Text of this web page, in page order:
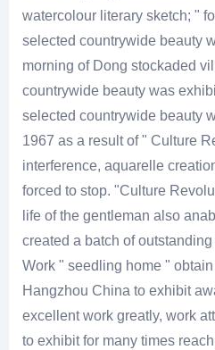
watercolour literary sketch; "
selected countrywide beauty
morning of Dong stockaded
countrywide beauty was
selected countrywide beauty
1967 as a result of " Culture
interference, aquarelle
forced to stop. "Culture
life of the gentleman also
created a batch of
Work " seedling home "
Hangzhou China to exhibit
excellent work greatly, work
to exhibit for many times